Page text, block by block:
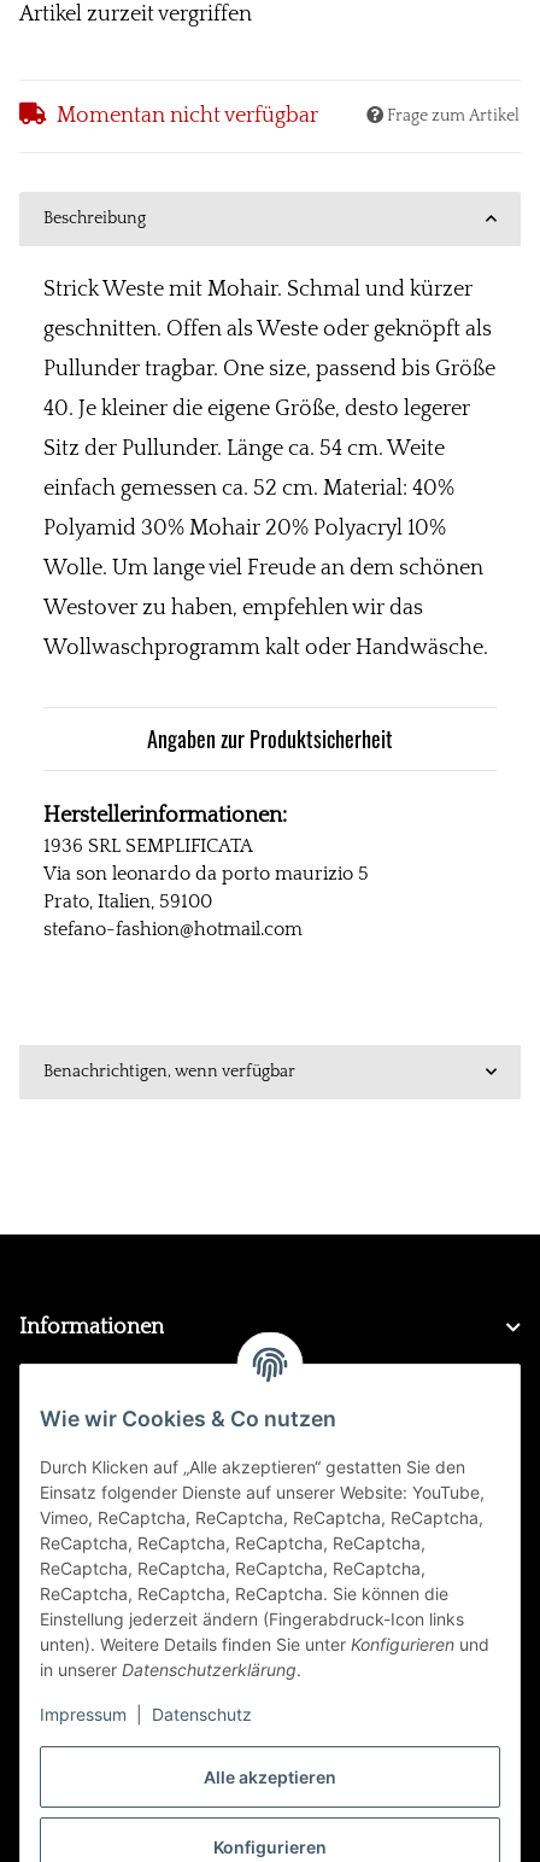
Alle akzeptieren
Konfigurieren
Wie wir Cookies & Co nutzen
Durch Klicken auf „Alle akzeptieren“ gestatten Sie den
Einsatz folgender Dienste auf unserer Website: YouTube,
Vimeo, ReCaptcha, ReCaptcha, ReCaptcha, ReCaptcha,
ReCaptcha, ReCaptcha, ReCaptcha, ReCaptcha,
ReCaptcha, ReCaptcha, ReCaptcha, ReCaptcha,
ReCaptcha, ReCaptcha, ReCaptcha. Sie können die
Einstellung jederzeit ändern (Fingerabdruck-Icon links
unten). Weitere Details finden Sie unter Konfigurieren und
in unserer Datenschutzerklärung.
Impressum Datenschutz
Artikel zurzeit vergriffen
Momentan nicht verfügbar Frage zum Artikel
Beschreibung
Strick Weste mit Mohair. Schmal und kürzer
geschnitten. Offen als Weste oder geknöpft als
Pullunder tragbar. One size, passend bis Größe
40. Je kleiner die eigene Größe, desto legerer
Sitz der Pullunder. Länge ca. 54 cm. Weite
einfach gemessen ca. 52 cm. Material: 40%
Polyamid 30% Mohair 20% Polyacryl 10%
Wolle. Um lange viel Freude an dem schönen
Westover zu haben, empfehlen wir das
Wollwaschprogramm kalt oder Handwäsche.
Angaben zur Produktsicherheit
Herstellerinformationen:
1936 SRL SEMPLIFICATA
Via son leonardo da porto maurizio 5
Prato, Italien, 59100
stefano-fashion@hotmail.com
Benachrichtigen, wenn verfügbar
Informationen
FAQ
Zahlungsarten
Folge Uns